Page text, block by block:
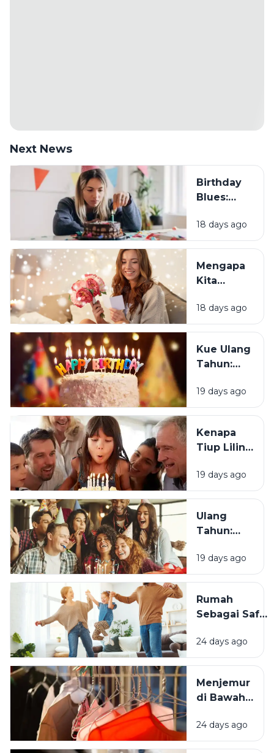
Next News
Birthday
Blues:
Sebagian
Orang
Merasa
Sedih Saat
Tahun?
18 days ago
Mengapa
Kita
Mendapat
Ucapan
Tahun?
18 days ago
Kue Ulang
Tahun:
Tradisi Ini
Berawal?
19 days ago
Kenapa
Tiup Lilin
Tradisi
Saat Ulang
19 days ago
Ulang
Tahun:
Momen
Bertambah
Terasa
Istimewa?
19 days ago
Rumah
Sebagai Safe
Mengapa
Lingkungan
Tinggal yang
Bersih
Kesejahteraan
Kita?
24 days ago
Menjemur
di Bawah
atau Di
Tempat
24 days ago